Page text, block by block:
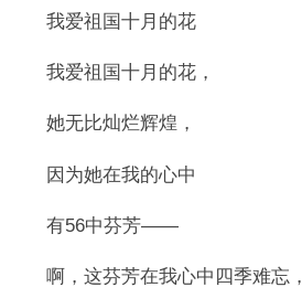
我爱祖国十月的花
我爱祖国十月的花，
她无比灿烂辉煌，
因为她在我的心中
有56中芬芳——
啊，这芬芳在我心中四季难忘，